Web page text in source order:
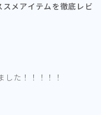
メアイテムを徹底レビ
した！！！！！